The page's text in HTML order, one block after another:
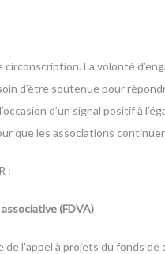
La volonté
d’être soutenue pour
d’un signal positif à
que les associations
:
(FDVA)
l’appel à projets du fonds